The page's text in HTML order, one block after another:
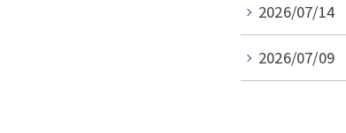
2026/07/14
2026/07/09